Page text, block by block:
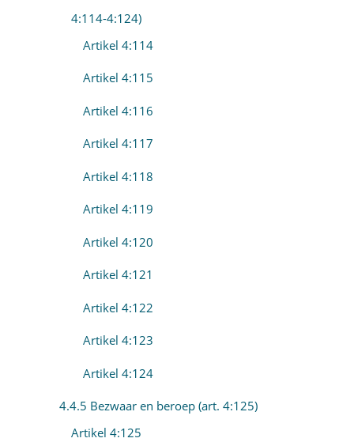
4:114-4:124)
Artikel 4:114
Artikel 4:115
Artikel 4:116
Artikel 4:117
Artikel 4:118
Artikel 4:119
Artikel 4:120
Artikel 4:121
Artikel 4:122
Artikel 4:123
Artikel 4:124
4.4.5 Bezwaar en beroep (art. 4:125)
Artikel 4:125